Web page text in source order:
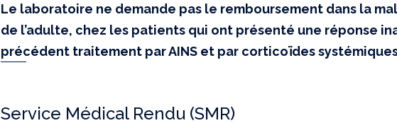
Le laboratoire ne demande pas le remboursement dans la
de l’adulte, chez les patients qui ont présenté une réponse
précédent traitement par AINS et par corticoïdes
Service Médical Rendu (SMR)